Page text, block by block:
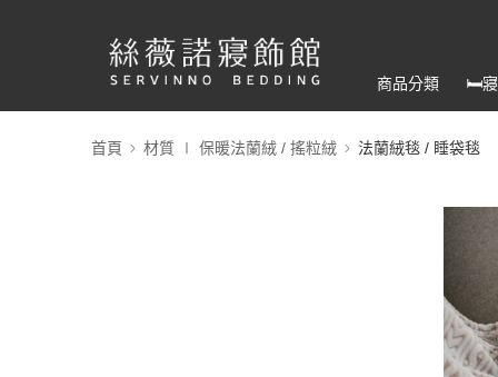
商品分類 🛏️寢
首頁 材質 ∣ 保暖法蘭絨 / 搖粒絨 法蘭絨毯 / 睡袋毯